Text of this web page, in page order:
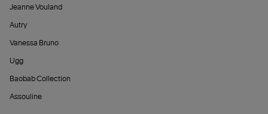
Jeanne Vouland
Autry
Vanessa Bruno
Ugg
Baobab Collection
Assouline